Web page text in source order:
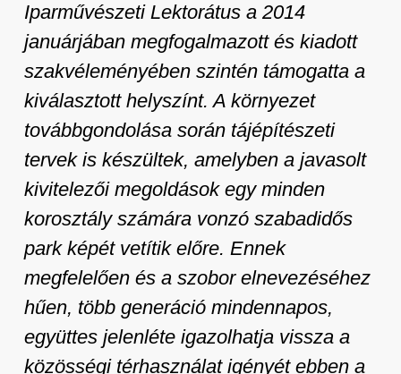
Iparművészeti Lektorátus a 2014
januárjában megfogalmazott és kiadott
szakvéleményében szintén támogatta a
kiválasztott helyszínt. A környezet
továbbgondolása során tájépítészeti
tervek is készültek, amelyben a javasolt
kivitelezői megoldások egy minden
korosztály számára vonzó szabadidős
park képét vetítik előre. Ennek
megfelelően és a szobor elnevezéséhez
hűen, több generáció mindennapos,
együttes jelenléte igazolhatja vissza a
közösségi térhasználat igényét ebben a